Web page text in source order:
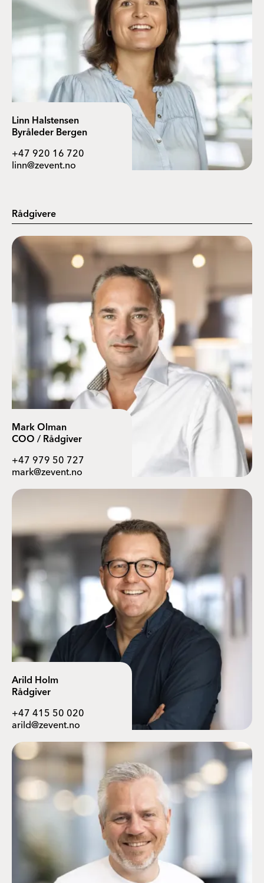
Linn Halstensen
Byråleder Bergen
+47 920 16 720
linn@zevent.no
Rådgivere
Mark Olman
COO / Rådgiver
+47 979 50 727
mark@zevent.no
Arild Holm
Rådgiver
+47 415 50 020
arild@zevent.no